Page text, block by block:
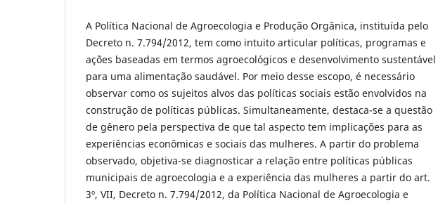
A Política Nacional de Agroecologia e Produção Orgânica, instituída pelo
Decreto n. 7.794/2012, tem como intuito articular políticas, programas e
ações baseadas em termos agroecológicos e desenvolvimento sustentável
para uma alimentação saudável. Por meio desse escopo, é necessário
observar como os sujeitos alvos das políticas sociais estão envolvidos na
construção de políticas públicas. Simultaneamente, destaca-se a questão
de gênero pela perspectiva de que tal aspecto tem implicações para as
experiências econômicas e sociais das mulheres. A partir do problema
observado, objetiva-se diagnosticar a relação entre políticas públicas
municipais de agroecologia e a experiência das mulheres a partir do art.
3º, VII, Decreto n. 7.794/2012, da Política Nacional de Agroecologia e